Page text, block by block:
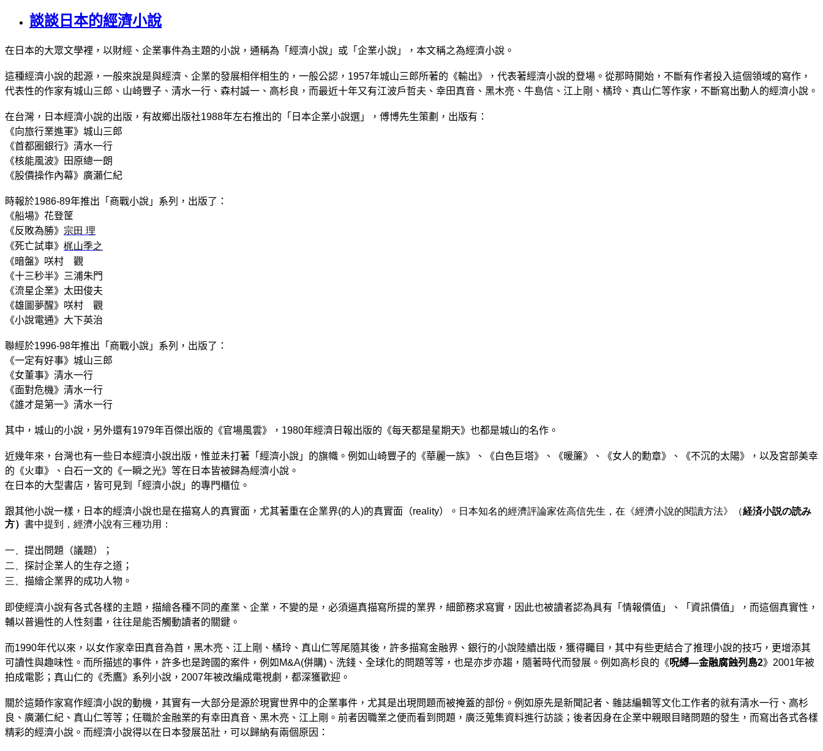
談談日本的經濟小說
在日本的大眾文學裡，以財經、企業事件為主題的小說，通稱為「經濟小說」或「企業小說」，本文稱之為經濟小說。
這種經濟小說的起源，一般來說是與經濟、企業的發展相伴相生的，一般公認， 1957年城山三郎所著的《輸出》，代表著經濟小說的登場。從那時開始，不斷有作者投入這個領域的寫作，
代表性的作家有城山三郎、山崎豐子、清水一行、森村誠一、高杉良，而最近十年又有江波戶哲夫、幸田真音、黑木亮、牛島信、江上剛、橘玲、真山仁等作家，不斷寫出動人的經濟小說。
在台灣，日本經濟小說的出版，有故鄉出版社1988年左右推出的「日本企業小說選」，傅博先生策劃，出版有：
《向旅行業進軍》城山三郎
《首都圈銀行》清水一行
《核能風波》田原總一朗
《股價操作內幕》廣瀨仁紀
時報於1986-89年推出「商戰小說」系列，出版了：
《船場》花登筐
《反敗為勝》 宗田 理
《死亡試車》 梶山季之
《暗盤》 咲村 觀
《十三秒半》三浦朱門
《流星企業》 太田俊夫
《雄圖夢醒》 咲村 觀
《小說電通》大下英治
聯經於1996-98年推出「商戰小說」系列，出版了：
《一定有好事》城山三郎
《女董事》清水一行
《面對危機》清水一行
《誰才是第一》清水一行
其中，城山的小說，另外還有1979年百傑出版的《官場風雲》， 1980年經濟日報出版的《每天都是星期天》也都是城山的名作。
近幾年來，台灣也有一些日本經濟小說出版，惟並未打著「經濟小說」的旗幟。例如山崎豐子的《華麗一族》、《白色巨塔》、《暖簾》、《女人的勳章》、《不沉的太陽》，以及宮部美幸
的《火車》、白石一文的《一瞬之光》等在日本皆被歸為經濟小說。
在日本的大型書店，皆可見到「經濟小說」的專門櫃位。
跟其他小說一樣，日本的經濟小說也是在描寫人的真實面，尤其著重在企業界(的人)的真實面（reality）。 日本知名的經濟評論家佐高信先生，在 《經濟小說的閱讀方法》（経済小説の読み
方） 書中提到，經濟小說有三種功用：
一、 提出問題（議題）；
二、 探討企業人的生存之道；
三、 描繪企業界的成功人物。
即使經濟小說有各式各樣的主題，描繪各種不同的產業、企業，不變的是，必須逼真描寫所提的業界，細節務求寫實，因此也被讀者認為具有「情報價值」、「資訊價值」，而這個真實性，
輔以普遍性的人性刻畫，往往是能否觸動讀者的關鍵。
而1990年代以來，以女作家幸田真音為首，黑木亮、江上剛、橘玲、真山仁等尾隨其後，許多描寫金融界、銀行的小說陸續出版，獲得矚目，其中有些更結合了推理小說的技巧，更增添其
可讀性與趣味性。而所描述的事件，許多也是跨國的案件，例如 M&A(併購) 、洗錢、全球化的問題等等，也是亦步亦趨，隨著時代而發展。例如高杉良的 《呪縛―金融腐蝕列島2》 2001年被
拍成電影； 真山仁的 《禿鷹》系列小說， 2007年被改編成電視劇，都深獲歡迎。
關於這類作家寫作經濟小說的動機，其實有一大部分是源於現實世界中的企業事件，尤其是出現問題而被掩蓋的部份。例如原先是新聞記者、雜誌編輯等文化工作者的就有清水一行、高杉
良、廣瀨仁紀、真山仁等等；任職於金融業的有幸田真音、黑木亮、江上剛。前者因職業之便而看到問題，廣泛蒐集資料進行訪談；後者因身在企業中親眼目睹問題的發生，而寫出各式各樣
精彩的經濟小說。而經濟小說得以在日本發展茁壯，可以歸納有兩個原因：